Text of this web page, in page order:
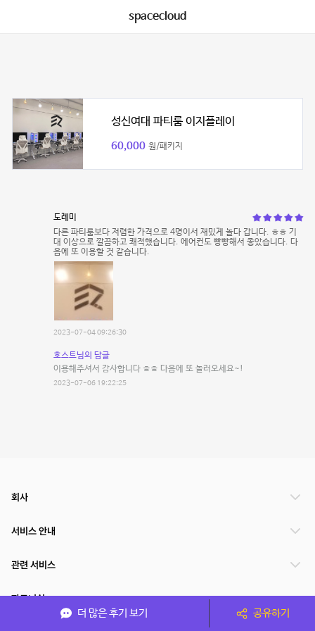
spacecloud
성신여대 파티룸 이지플레이
60,000 원/패키지
도레미
다른 파티룸보다 저렴한 가격으로 4명이서 재밌게 놀다 갑니다. ㅎㅎ 기
대 이상으로 깔끔하고 쾌적했습니다. 에어컨도 빵빵해서 좋았습니다. 다
음에 또 이용할 것 같습니다.
2023-07-04 09:26:30
호스트님의 답글
이용해주셔서 감사합니다 ㅎㅎ 다음에 또 놀러오세요~!
2023-07-06 19:22:25
더 많은 후기 보기 공유하기
회사
서비스 안내
관련 서비스
파트너쉽